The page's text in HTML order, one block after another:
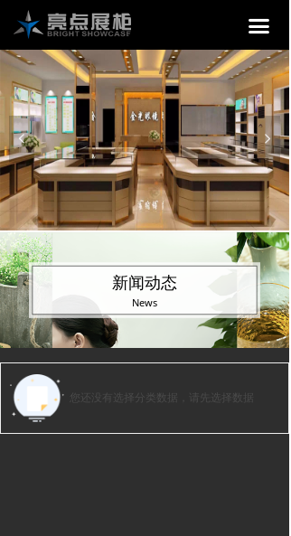
끀
넳 넲
您还没有选择分类数据，请先选择数据
新闻动态
News